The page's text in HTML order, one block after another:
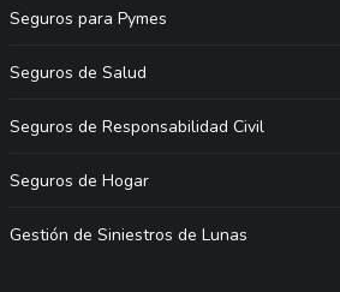
Seguros para Pymes
Seguros de Salud
Seguros de Responsabilidad Civil
Seguros de Hogar
Gestión de Siniestros de Lunas